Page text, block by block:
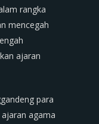
rangka
mencegah
ajaran
para
agama